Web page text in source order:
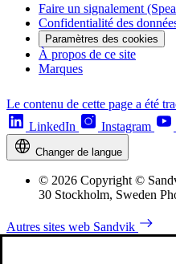
Faire un signalement
Confidentialité des
Paramètres des cookies
À propos de ce site
Marques
Le contenu de cette page a été
LinkedIn
Instagram
Changer de langue
© 2026 Copyright ©
30 Stockholm, Sweden
Autres sites web Sandvik